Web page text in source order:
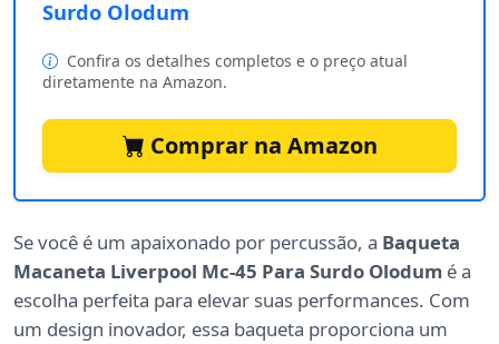
Surdo Olodum
Confira os detalhes completos e o preço atual
diretamente na Amazon.
Comprar na Amazon
Se você é um apaixonado por percussão, a Baqueta
Macaneta Liverpool Mc-45 Para Surdo Olodum é a
escolha perfeita para elevar suas performances. Com
um design inovador, essa baqueta proporciona um